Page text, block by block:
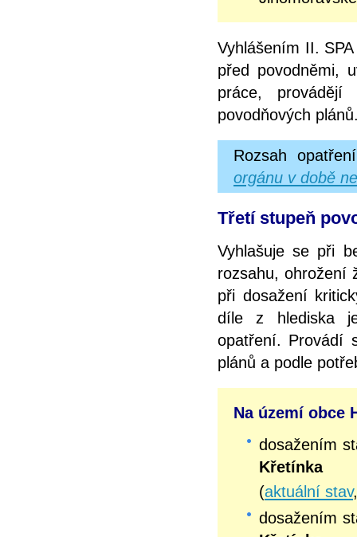
Vyhlášením II.
před povodněmi,
práce,
povodňových
Rozsah
orgánu v době
Třetí stupeň
Vyhlašuje se při
rozsahu, ohrožení
při dosažení
díle z hlediska
opatření. Provádí
plánů a podle
Na území obce
dosažením
Křetínka
(aktuální stav
dosažením